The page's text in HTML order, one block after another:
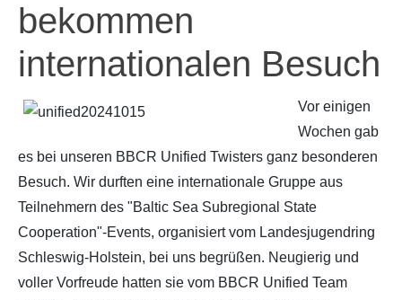
bekommen
internationalen Besuch
Vor einigen
Wochen gab
es bei unseren BBCR Unified Twisters ganz besonderen
Besuch. Wir durften eine internationale Gruppe aus
Teilnehmern des "Baltic Sea Subregional State
Cooperation"-Events, organisiert vom Landesjugendring
Schleswig-Holstein, bei uns begrüßen. Neugierig und
voller Vorfreude hatten sie vom BBCR Unified Team